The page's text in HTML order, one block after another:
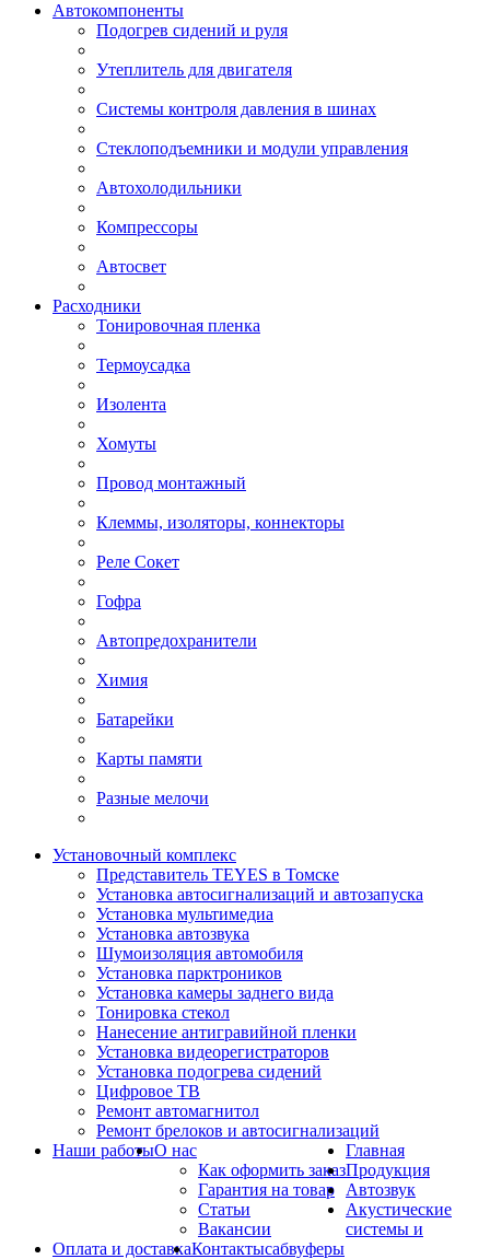
Автокомпоненты
Подогрев сидений и руля
Утеплитель для двигателя
Системы контроля давления в шинах
Стеклоподъемники и модули управления
Автохолодильники
Компрессоры
Автосвет
Расходники
Тонировочная пленка
Термоусадка
Изолента
Хомуты
Провод монтажный
Клеммы, изоляторы, коннекторы
Реле Сокет
Гофра
Автопредохранители
Химия
Батарейки
Карты памяти
Разные мелочи
Установочный комплекс
Представитель TEYES в Томске
Установка автосигнализаций и автозапуска
Установка мультимедиа
Установка автозвука
Шумоизоляция автомобиля
Установка парктроников
Установка камеры заднего вида
Тонировка стекол
Нанесение антигравийной пленки
Установка видеорегистраторов
Установка подогрева сидений
Цифровое ТВ
Ремонт автомагнитол
Ремонт брелоков и автосигнализаций
Наши работыО нас
Как оформить заказ
Гарантия на товар
Статьи
Вакансии
Оплата и доставкаКонтакты
Главная
Продукция
Автозвук
Акустические
системы и
сабвуферы